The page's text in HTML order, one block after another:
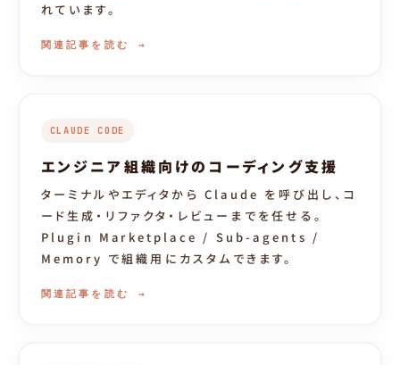
れています。
関連記事を読む →
CLAUDE CODE
エンジニア組織向けのコーディング支援
ターミナルやエディタから Claude を呼び出し、コ
ード生成・リファクタ・レビューまでを任せる。
Plugin Marketplace / Sub-agents /
Memory で組織用にカスタムできます。
関連記事を読む →